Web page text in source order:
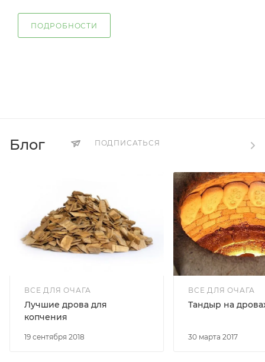
ПОДРОБНОСТИ
Блог ПОДПИСАТЬСЯ
ВСЕ ДЛЯ ОЧАГА
19 сентября 2018
Лучшие дрова для
копчения
ВСЕ ДЛЯ ОЧАГА
30 марта 2017
Тандыр на